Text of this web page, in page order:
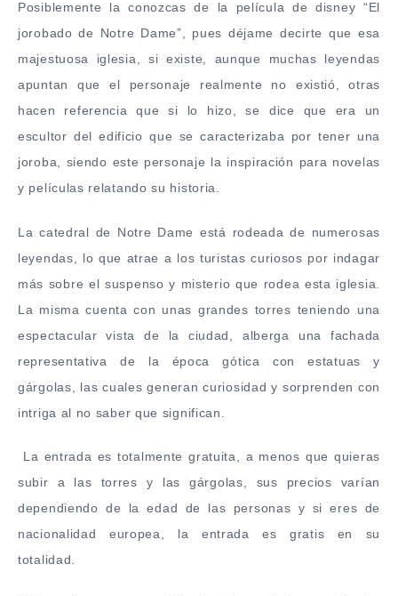
Posiblemente la conozcas de la película de disney “El
jorobado de Notre Dame”, pues déjame decirte que esa
majestuosa iglesia, si existe, aunque muchas leyendas
apuntan que el personaje realmente no existió, otras
hacen referencia que si lo hizo, se dice que era un
escultor del edificio que se caracterizaba por tener una
joroba, siendo este personaje la inspiración para novelas
y películas relatando su historia.
La catedral de Notre Dame está rodeada de numerosas
leyendas, lo que atrae a los turistas curiosos por indagar
más sobre el suspenso y misterio que rodea esta iglesia.
La misma cuenta con unas grandes torres teniendo una
espectacular vista de la ciudad, alberga una fachada
representativa de la época gótica con estatuas y
gárgolas, las cuales generan curiosidad y sorprenden con
intriga al no saber que significan.
La entrada es totalmente gratuita, a menos que quieras
subir a las torres y las gárgolas, sus precios varían
dependiendo de la edad de las personas y si eres de
nacionalidad europea, la entrada es gratis en su
totalidad.